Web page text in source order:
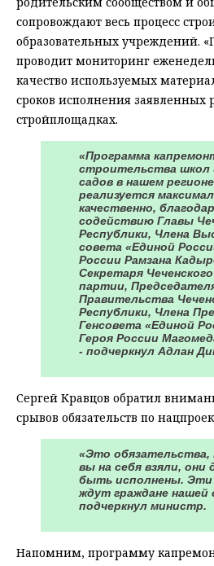
сопровождают весь процесс
образовательных учреждений.
проводит мониторинг
качество используемых
сроков исполнения заявленных
стройплощадках.
«Программа
строительства школ
садов в нашем регионе
реализуется
качественно,
содействию Главы
Республики, Члена
совета «Единой
России Рамзана
Секретаря
партии,
Правительства
Республики, Члена
Генсовета «Единой
Героя России
- подчеркнул Адлан
Сергей Кравцов обратил
срывов обязательств по
«Это
вы на себя взяли, они
быть исполнены.
ждут граждане нашей
подчеркнул министр.
Напомним, программу